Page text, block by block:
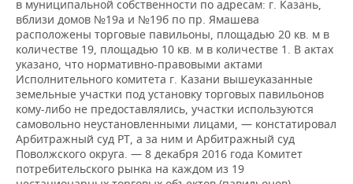
в муниципальной собственности по адресам: г. Казань,
вблизи домов №19а и №19б по пр. Ямашева
расположены торговые павильоны, площадью 20 кв. м в
количестве 19, площадью 10 кв. м в количестве 1. В актах
указано, что нормативно-правовыми актами
Исполнительного комитета г. Казани вышеуказанные
земельные участки под установку торговых павильонов
кому-либо не предоставлялись, участки используются
самовольно неустановленными лицами, — констатировал
Арбитражный суд РТ, а за ним и Арбитражный суд
Поволжского округа. — 8 декабря 2016 года Комитет
потребительского рынка на каждом из 19